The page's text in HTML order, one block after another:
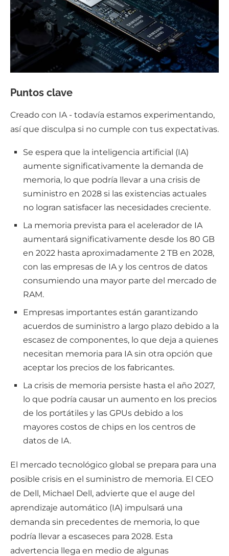
Puntos clave
Creado con IA - todavía estamos experimentando,
así que disculpa si no cumple con tus expectativas.
Se espera que la inteligencia artificial (IA)
aumente significativamente la demanda de
memoria, lo que podría llevar a una crisis de
suministro en 2028 si las existencias actuales
no logran satisfacer las necesidades creciente.
La memoria prevista para el acelerador de IA
aumentará significativamente desde los 80 GB
en 2022 hasta aproximadamente 2 TB en 2028,
con las empresas de IA y los centros de datos
consumiendo una mayor parte del mercado de
RAM.
Empresas importantes están garantizando
acuerdos de suministro a largo plazo debido a la
escasez de componentes, lo que deja a quienes
necesitan memoria para IA sin otra opción que
aceptar los precios de los fabricantes.
La crisis de memoria persiste hasta el año 2027,
lo que podría causar un aumento en los precios
de los portátiles y las GPUs debido a los
mayores costos de chips en los centros de
datos de IA.
El mercado tecnológico global se prepara para una
posible crisis en el suministro de memoria. El CEO
de Dell, Michael Dell, advierte que el auge del
aprendizaje automático (IA) impulsará una
demanda sin precedentes de memoria, lo que
podría llevar a escaseces para 2028. Esta
advertencia llega en medio de algunas